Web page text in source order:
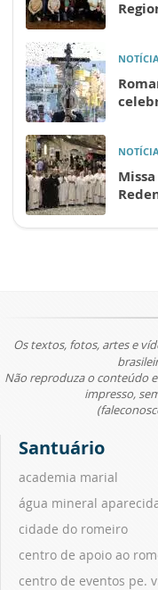
Os textos, fotos, artes e
Não reproduza o conteúdo
impresso,
Santuário
academia marial
água mineral
cidade do romeiro
centro de apoio ao
centro de eventos pe.